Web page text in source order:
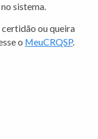
sistema.
certidão ou queira
o MeuCRQSP.